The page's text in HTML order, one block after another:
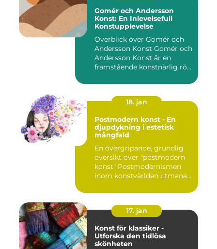
Gomér och Andersson
Konst: En Inlevelsefull
Konstupplevelse
Överblick över Gomér och
Andersson Konst Gomér och
Andersson Konst är en
framstående konstnärlig rö...
18. jan
Postmodern konst - En
djupdykning i estetisk
mångfald
En övergripande, grundlig
översikt över "postmodern
konst" Postmodernismen
inom konstvärlden utmana...
17. jan
Konst för klassiker -
Utforska den tidlösa
skönheten